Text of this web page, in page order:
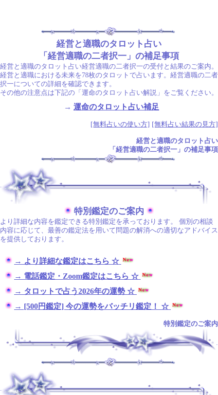
経営と適職のタロット占い
「経営適職の二者択一」の補足事項
経営と適職のタロット占い経営適職の二者択一の受付と結果のご案内。
経営と適職における未来を78枚のタロットで占います。経営適職の二者
択一についての詳細を確認できます。
その他の注意点は下記の「運命のタロット占い解説」をご覧ください。
→ 運命のタロット占い補足
[無料占いの使い方] [無料占い結果の見方]
経営と適職のタロット占い
「経営適職の二者択一」の補足事項
特別鑑定のご案内
より詳細な内容を鑑定できる特別鑑定を承っております。 個別の相談
内容に応じて、最善の鑑定法を用いて問題の解消への適切なアドバイス
を提供しております。
→ より詳細な鑑定はこちら ☆
→ 電話鑑定・Zoom鑑定はこちら ☆
→ タロットで占う2026年の運勢 ☆
→ [500円鑑定] 今の運勢をバッチリ鑑定！ ☆
特別鑑定のご案内